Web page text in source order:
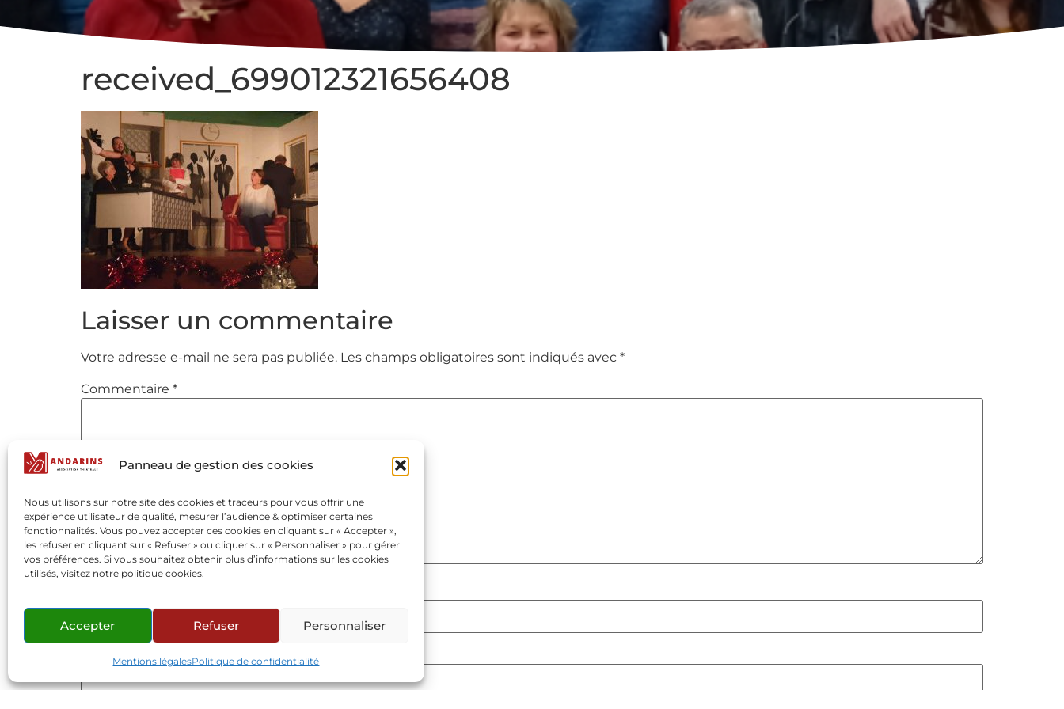
Panneau de gestion des cookies
Nous utilisons sur notre site des cookies et traceurs pour vous offrir une
expérience utilisateur de qualité, mesurer l’audience & optimiser certaines
fonctionnalités. Vous pouvez accepter ces cookies en cliquant sur « Accepter »,
les refuser en cliquant sur « Refuser » ou cliquer sur « Personnaliser » pour gérer
vos préférences. Si vous souhaitez obtenir plus d’informations sur les cookies
utilisés, visitez notre politique cookies.
Accepter Refuser Personnaliser
Mentions légalesPolitique de confidentialité
received_699012321656408
Laisser un commentaire
Votre adresse e-mail ne sera pas publiée. Les champs obligatoires sont indiqués avec *
Commentaire *
E-mail